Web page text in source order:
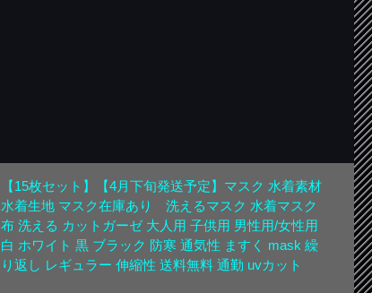
【15枚セット】【4月下旬発送予定】マスク 水着素材
水着生地 マスク在庫あり 洗えるマスク 水着マスク
布 洗える カットガーゼ 大人用 子供用 男性用/女性用
白 ホワイト 黒 ブラック 防寒 通気性 ますく mask 繰
り返し レギュラー 伸縮性 送料無料 通勤 uvカット